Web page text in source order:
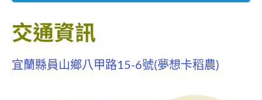
交通資訊
宜蘭縣員山鄉八甲路15-6號(夢想卡稻農)